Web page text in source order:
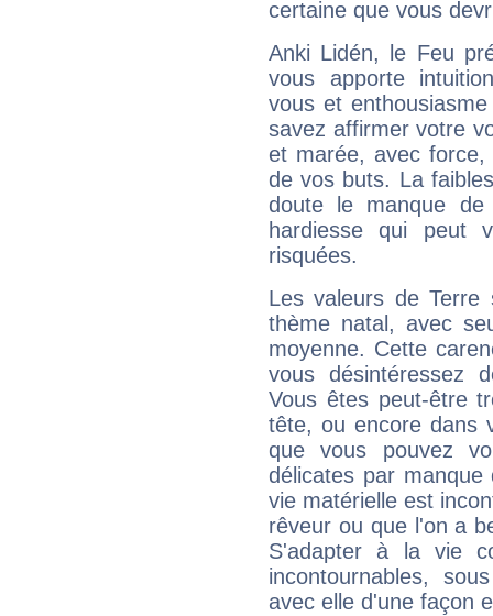
certaine que vous
Anki Lidén, le Feu
vous apporte
vous et
savez affirmer votre
et marée, avec
de vos buts. La
doute le manque
hardiesse qui peut
risquées.
Les valeurs de Terre
thème natal, avec
moyenne. Cette
vous désintéressez
Vous êtes peut-être
tête, ou encore dans
que vous pouvez
délicates par
vie matérielle est
rêveur ou que l'on a
S'adapter à la vie
incontournables,
avec elle d'une façon